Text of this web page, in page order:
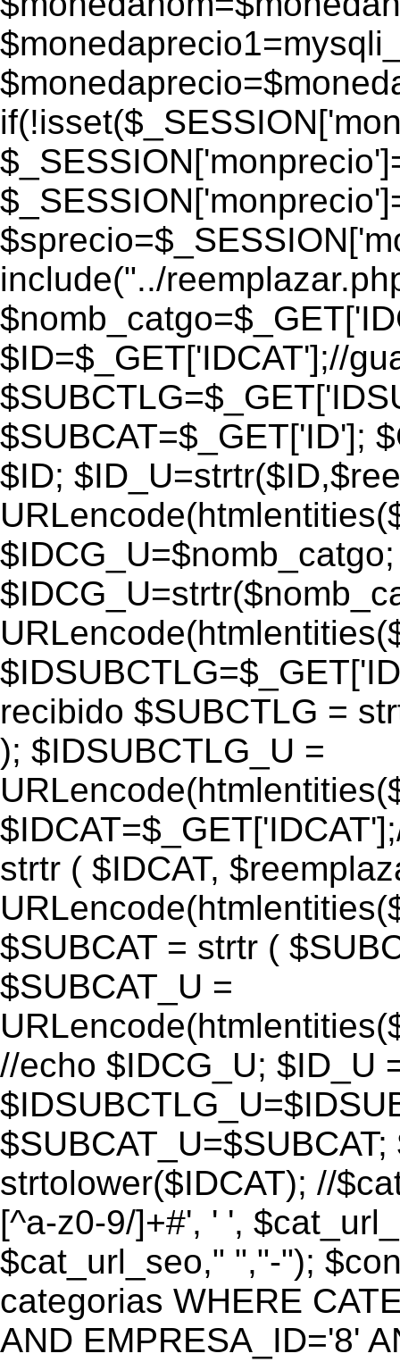
include("../
$ID=$_GET['IDCAT'];//
$SUBCAT=$_GET['ID'];
$ID;
$IDCG_U=$nomb_catgo;
recibido $SUBCTLG =
); $IDSUBCTLG_U =
strtr ( $IDCAT,
$SUBCAT = strtr (
$SUBCAT_U =
//echo $IDCG_U; $ID_U
strtolower($IDCAT); //
[^a-z0-9/]+#', ' ',
$cat_url_seo," ","-");
categorias WHERE
AND EMPRESA_ID='8'